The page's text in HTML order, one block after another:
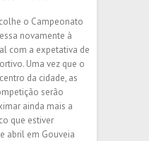
o Campeonato
novamente à
com a expetativa de
Uma vez que o
da cidade, as
serão
ainda mais a
que estiver
abril em Gouveia